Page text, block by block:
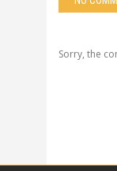
Sorry, the